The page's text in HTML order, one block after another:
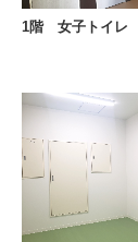
1階 女子トイレ